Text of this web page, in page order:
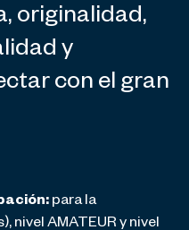
originalidad,
y
con el gran
para la
nivel AMATEUR y nivel